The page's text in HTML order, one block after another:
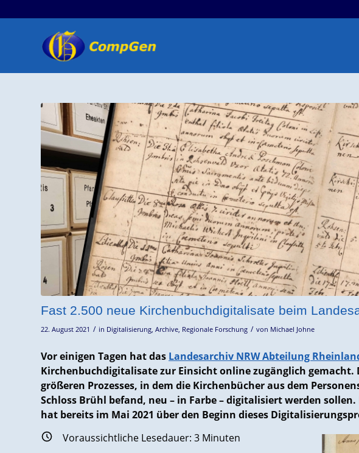
Fast 2.500 neue Kirchenbuchdigitalisate beim
22. August 2021 / in Digitalisierung Archive Regionale Forschung / von Michael Johne
Vor einigen Tagen hat das Landesarchiv NRW Abteilung
Kirchenbuchdigitalisate zur Einsicht online zugänglich gemacht.
größeren Prozesses, in dem die Kirchenbücher aus dem
Schloss Brühl befand, neu – in Farbe – digitalisiert werden sollen.
hat bereits im Mai 2021 über den Beginn dieses
Voraussichtliche Lesedauer: 3 Minuten